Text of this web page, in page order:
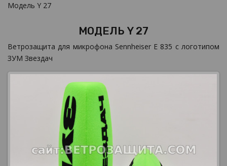
Модель Y 27
МОДЕЛЬ Y 27
Ветрозащита для микрофона Sennheiser E 835 с логотипом
ЗУМ Звездач